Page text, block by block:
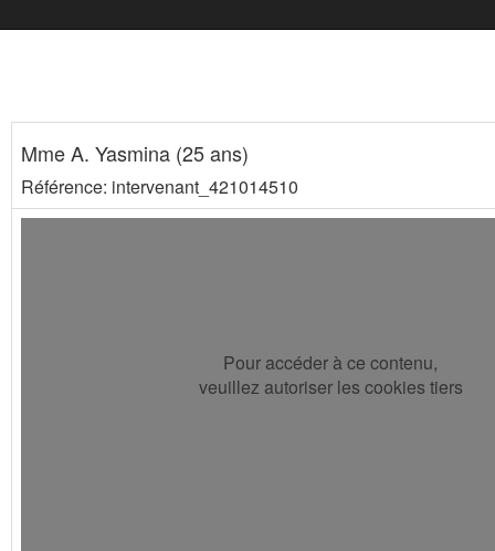
Mme A. Yasmina (25 ans)
Référence: intervenant_421014510
Pour accéder à ce contenu,
veuillez autoriser les cookies tiers